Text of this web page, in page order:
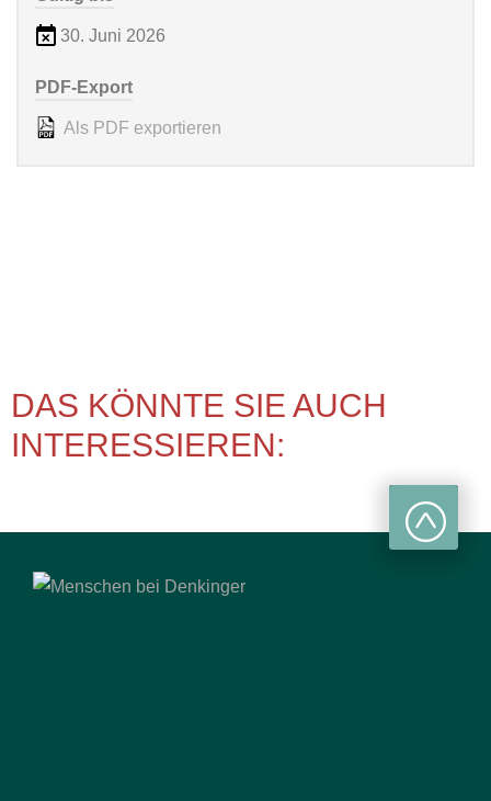
30. Juni 2026
PDF-Export
Als PDF exportieren
DAS KÖNNTE SIE AUCH
INTERESSIEREN: